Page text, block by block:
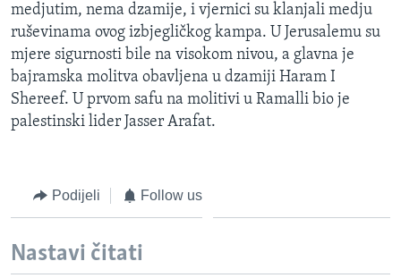
PRATITE NAS
Jezici
medjutim, nema dzamije, i vjernici su klanjali medju
ruševinama ovog izbjegličkog kampa. U Jerusalemu su
mjere sigurnosti bile na visokom nivou, a glavna je
bajramska molitva obavljena u dzamiji Haram I
Shereef. U prvom safu na molitivi u Ramalli bio je
palestinski lider Jasser Arafat.
Podijeli Follow us
Nastavi čitati